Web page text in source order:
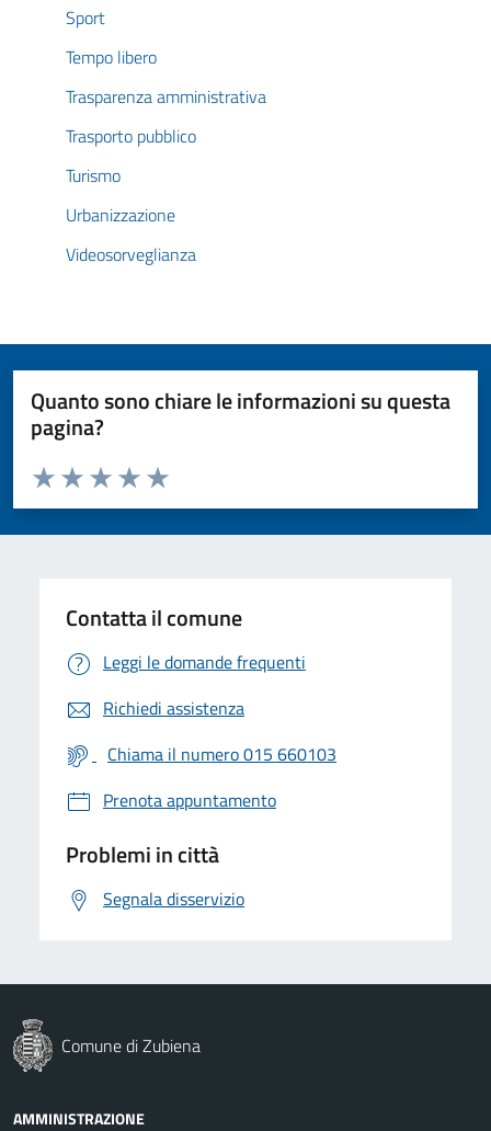
Sport
Tempo libero
Trasparenza amministrativa
Trasporto pubblico
Turismo
Urbanizzazione
Videosorveglianza
Quanto sono chiare le informazioni su questa
pagina?
Valuta da 1 a 5 stelle la pagina
Valuta 5 stelle su 5
Valuta 4 stelle su 5
Valuta 3 stelle su 5
Valuta 2 stelle su 5
Valuta 1 stelle su 5
Contatta il comune
Leggi le domande frequenti
Richiedi assistenza
Chiama il numero 015 660103
Prenota appuntamento
Problemi in città
Segnala disservizio
Comune di Zubiena
AMMINISTRAZIONE